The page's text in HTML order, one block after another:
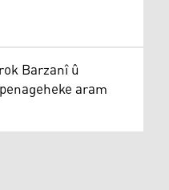
Barzanî û
aram